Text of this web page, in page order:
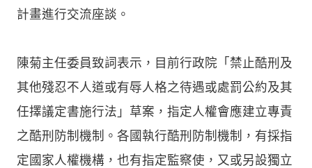
計畫進行交流座談。
陳菊主任委員致詞表示，目前行政院「禁止酷刑及
其他殘忍不人道或有辱人格之待遇或處罰公約及其
任擇議定書施行法」草案，指定人權會應建立專責
之酷刑防制機制。各國執行酷刑防制機制，有採指
定國家人權機構，也有指定監察使，又或另設獨立